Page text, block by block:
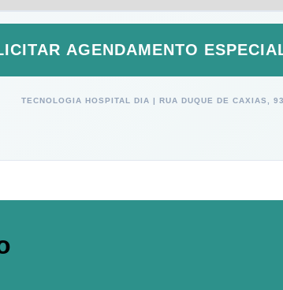
AGENDAMENTO
TECNOLOGIA HOSPITAL DIA | RUA DUQUE DE CAXIAS,